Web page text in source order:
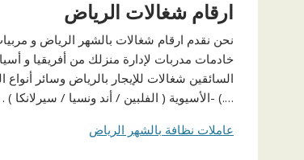
ارقام شغالات الرياض
نحن نقدم ارقام شغالات بالشهر الرياض و
خادمات مدربات لإدارة منزلك من أفريقيا و
السائقين شغالات للإيجار بالرياض وسائر أنواع
….) -الأسيوية ( الفلبين / أند ونسيا / سيرلانكا
عاملات نظافة بالشهر الرياض